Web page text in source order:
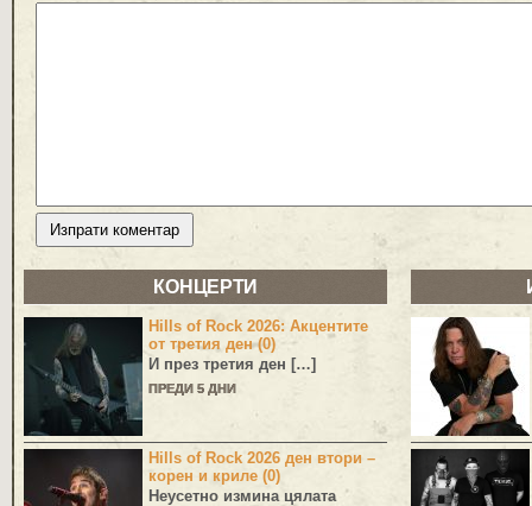
КОНЦЕРТИ
Hills of Rock 2026: Акцентите
от третия ден (0)
И през третия ден […]
ПРЕДИ 5 ДНИ
Hills of Rock 2026 ден втори –
корен и криле (0)
Неусетно измина цялата